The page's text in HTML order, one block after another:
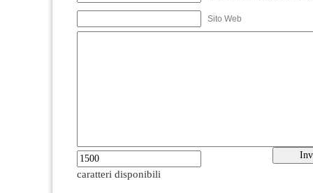
Sito Web
caratteri disponibili